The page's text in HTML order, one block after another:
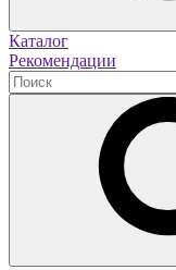
Каталог
Рекомендации